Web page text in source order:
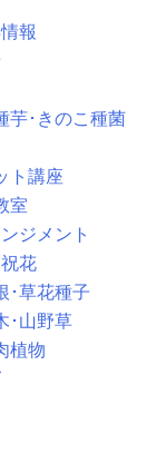
報
芋･きのこ種菌
ト講座
室
ジメント
花
･草花種子
･山野草
植物